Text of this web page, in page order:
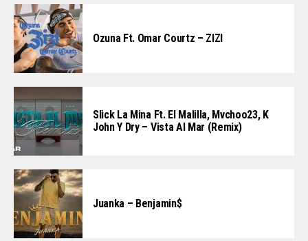
Ozuna Ft. Omar Courtz – ZIZI
Slick La Mina Ft. El Malilla, Mvchoo23, K
John Y Dry – Vista Al Mar (Remix)
Juanka – Benjamin$